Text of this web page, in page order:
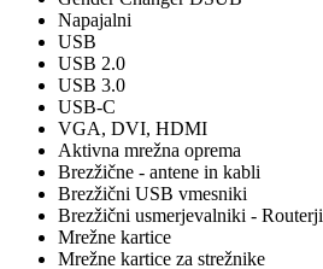
Napajalni
USB
USB 2.0
USB 3.0
USB-C
VGA, DVI, HDMI
Aktivna mrežna oprema
Brezžične - antene in kabli
Brezžični USB vmesniki
Brezžični usmerjevalniki - Routerji
Mrežne kartice
Mrežne kartice za strežnike